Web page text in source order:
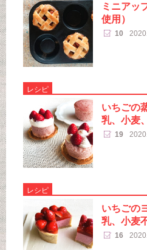
ミニアッ
使用）
10
レシピ
いちごの
乳、小麦
19
レシピ
いちごの
乳、小麦
16